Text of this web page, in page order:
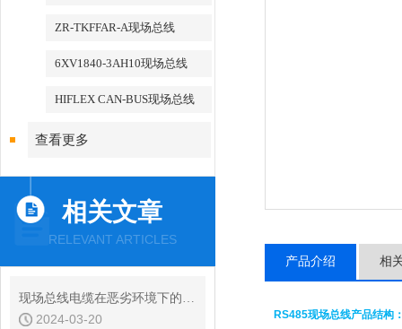
ZR-TKFFAR-A现场总线
6XV1840-3AH10现场总线
HIFLEX CAN-BUS现场总线
查看更多
相关文章
RELEVANT ARTICLES
现场总线电缆在恶劣环境下的应用与挑战
2024-03-20
产品介绍 相
RS485现场总线产品结构